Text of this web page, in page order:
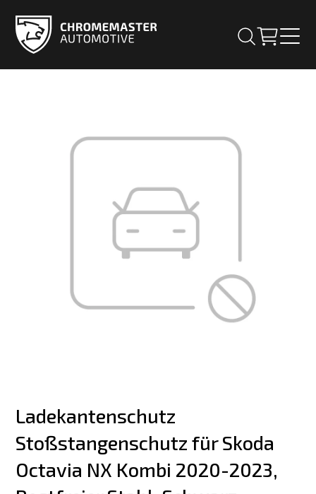
Ladekantenschutz
Stoßstangenschutz für Skoda
Octavia NX Kombi 2020-2023,